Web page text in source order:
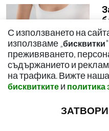
С използването на
използваме „бисквитки
преживяването,
съдържанието и
на трафика. Вижте
бисквитките и политика
ЗАТВОРИ